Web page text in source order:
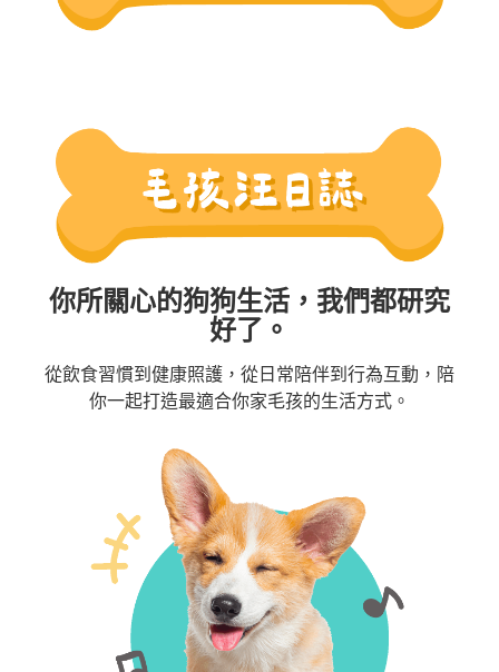
你所關心的狗狗生活，我們都研究
好了。
從飲食習慣到健康照護，從日常陪伴到行為互動，陪
你一起打造最適合你家毛孩的生活方式。